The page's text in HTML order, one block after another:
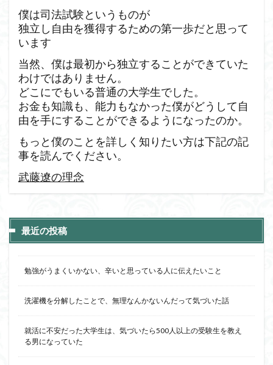
僕は司法試験というものが
独立し自由を獲得するための第一歩だと思って
います
当然、僕は最初から独立することができていた
わけではありません。
どこにでもいる普通の大学生でした。
お金も知識も、能力もなかった僕がどうして自
由を手にすることができるようになったのか。
もっと僕のことを詳しく知りたい方は下記の記
事を読んでください。
武藤遼の理念
最近の投稿
勉強がうまくいかない、辛いと思っている人に伝えたいこと
洗濯機を分解したことで、無理なんかないんだって気づいた話
就活に不安だった大学生は、気づいたら500人以上の受験生を教え
る男になっていた